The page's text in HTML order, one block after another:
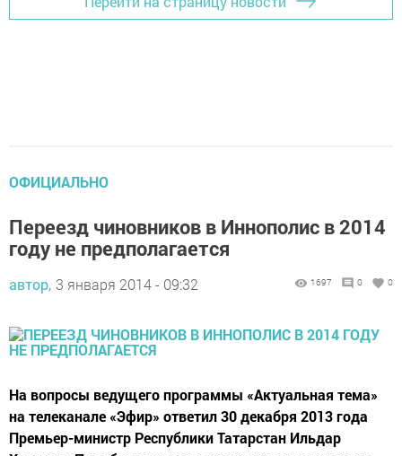
ОФИЦИАЛЬНО
Переезд чиновников в Иннополис в 2014
году не предполагается
автор, 3 января 2014 - 09:32 1697 0 0
На вопросы ведущего программы «Актуальная тема»
на телеканале «Эфир» ответил 30 декабря 2013 года
Премьер-министр Республики Татарстан Ильдар